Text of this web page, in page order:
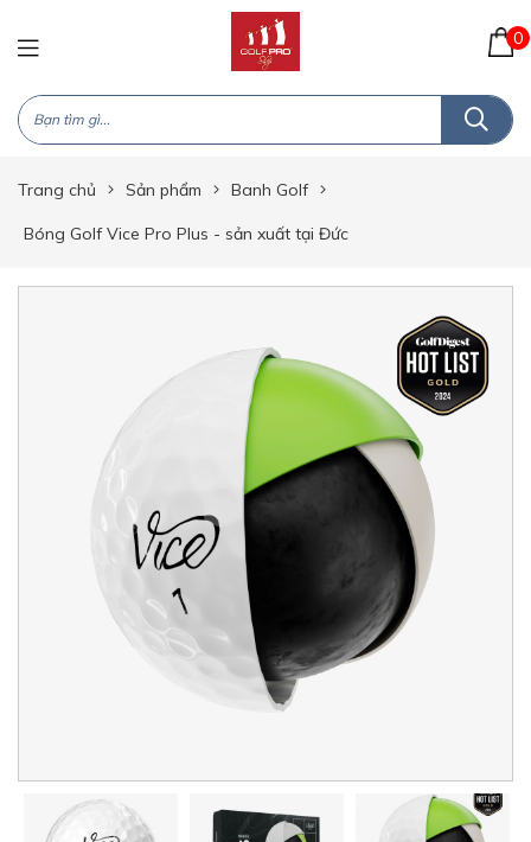
0
Trang chủ Sản phẩm Banh Golf
Bóng Golf Vice Pro Plus - sản xuất tại Đức